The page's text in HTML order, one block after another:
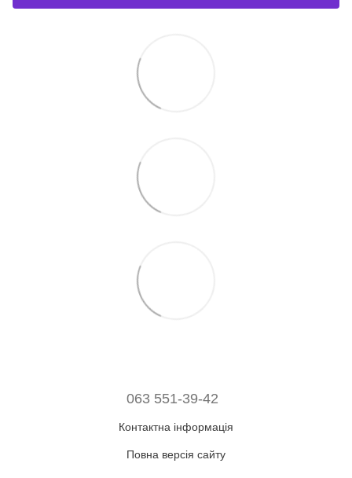
063 551-39-42
Контактна інформація
Повна версія сайту